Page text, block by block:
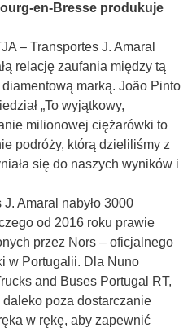
en-Bresse produkuje
– Transportes J. Amaral
relację zaufania między tą
marką. João Pinto
„To wyjątkowy,
milionowej ciężarówki to
podróży, którą dzieliliśmy z
się do naszych wyników i
Amaral nabyło 3000
od 2016 roku prawie
przez Nors – oficjalnego
w Portugalii. Dla Nuno
and Buses Portugal RT,
daleko poza dostarczanie
w rękę, aby zapewnić